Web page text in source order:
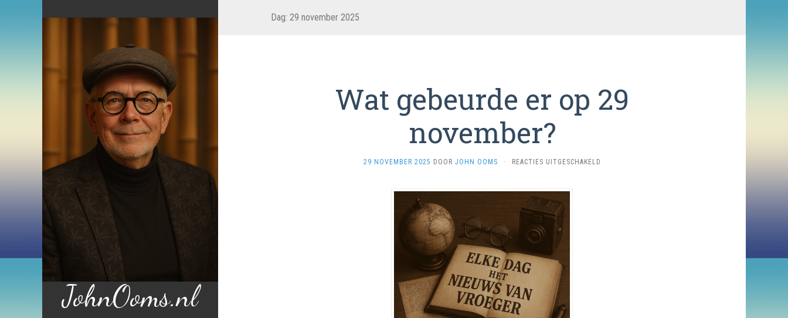
JohnOoms.nl
Dag: 29 november 2025
Wat gebeurde er op 29
november?
29 NOVEMBER 2025 DOOR JOHN OOMS · REACTIES UITGESCHAKELD